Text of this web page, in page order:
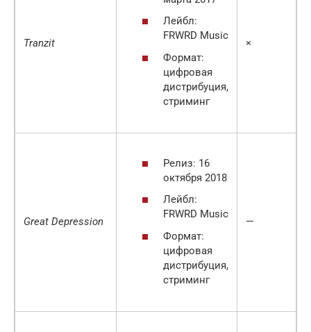
Tranzit
Лейбл:
FRWRD Music
Формат:
цифровая
дистрибуция,
стриминг
×
Great Depression
Релиз: 16
октября 2018
Лейбл:
FRWRD Music
Формат:
цифровая
дистрибуция,
стриминг
—